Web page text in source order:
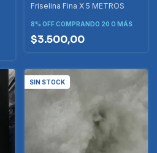
Friselina Fina X 5 METROS
8% OFF COMPRANDO 20 O MÁS
$3.500,00
SIN STOCK